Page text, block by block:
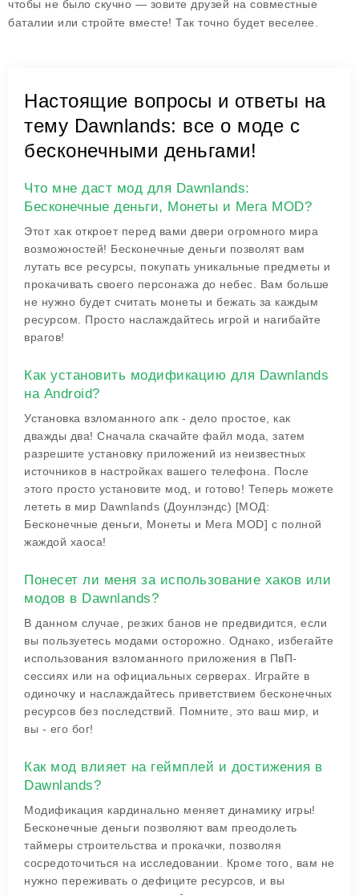
чтобы не было скучно — зовите друзей на совместные
баталии или стройте вместе! Так точно будет веселее.
Настоящие вопросы и ответы на
тему Dawnlands: все о моде с
бесконечными деньгами!
Что мне даст мод для Dawnlands:
Бесконечные деньги, Монеты и Мега MOD?
Этот хак откроет перед вами двери огромного мира
возможностей! Бесконечные деньги позволят вам
лутать все ресурсы, покупать уникальные предметы и
прокачивать своего персонажа до небес. Вам больше
не нужно будет считать монеты и бежать за каждым
ресурсом. Просто наслаждайтесь игрой и нагибайте
врагов!
Как установить модификацию для Dawnlands
на Android?
Установка взломанного апк - дело простое, как
дважды два! Сначала скачайте файл мода, затем
разрешите установку приложений из неизвестных
источников в настройках вашего телефона. После
этого просто установите мод, и готово! Теперь можете
лететь в мир Dawnlands (Доунлэндс) [МОД:
Бесконечные деньги, Монеты и Мега MOD] с полной
жаждой хаоса!
Понесет ли меня за использование хаков или
модов в Dawnlands?
В данном случае, резких банов не предвидится, если
вы пользуетесь модами осторожно. Однако, избегайте
использования взломанного приложения в ПвП-
сессиях или на официальных серверах. Играйте в
одиночку и наслаждайтесь приветствием бесконечных
ресурсов без последствий. Помните, это ваш мир, и
вы - его бог!
Как мод влияет на геймплей и достижения в
Dawnlands?
Модификация кардинально меняет динамику игры!
Бесконечные деньги позволяют вам преодолеть
таймеры строительства и прокачки, позволяя
сосредоточиться на исследовании. Кроме того, вам не
нужно переживать о дефиците ресурсов, и вы